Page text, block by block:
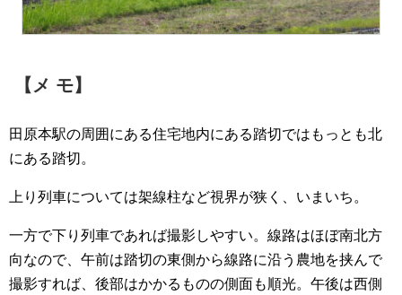
【メ モ】
田原本駅の周囲にある住宅地内にある踏切ではもっとも北
にある踏切。
上り列車については架線柱など視界が狭く、いまいち。
一方で下り列車であれば撮影しやすい。線路はほぼ南北方
向なので、午前は踏切の東側から線路に沿う農地を挟んで
撮影すれば、後部はかかるものの側面も順光。午後は西側